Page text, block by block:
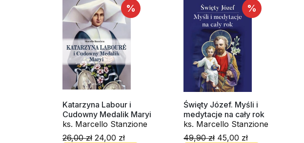
%
Katarzyna Labour i
Cudowny Medalik Maryi
ks. Marcello Stanzione
26,00 zł 24,00 zł
%
Święty Józef. Myśli i
medytacje na cały rok
ks. Marcello Stanzione
49,90 zł 45,00 zł